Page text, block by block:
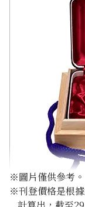
※圖片僅供參考。
※刊登價格是根